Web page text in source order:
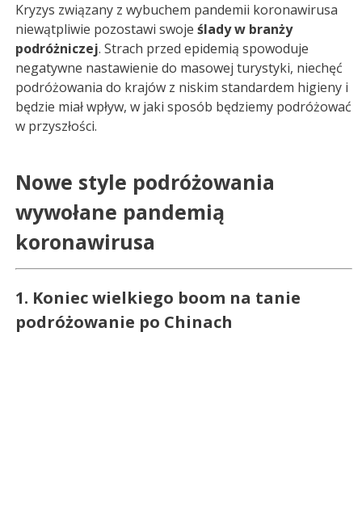
Kryzys związany z wybuchem pandemii koronawirusa
niewątpliwie pozostawi swoje ślady w branży
podróżniczej. Strach przed epidemią spowoduje
negatywne nastawienie do masowej turystyki, niechęć
podróżowania do krajów z niskim standardem higieny i
będzie miał wpływ, w jaki sposób będziemy podróżować
w przyszłości.
Nowe style podróżowania
wywołane pandemią
koronawirusa
1. Koniec wielkiego boom na tanie
podróżowanie po Chinach